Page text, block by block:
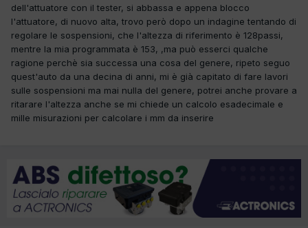
dell'attuatore con il tester, si abbassa e appena blocco
l'attuatore, di nuovo alta, trovo però dopo un indagine tentando di
regolare le sospensioni, che l'altezza di riferimento è 128passi,
mentre la mia programmata è 153, ,ma può esserci qualche
ragione perchè sia successa una cosa del genere, ripeto seguo
quest'auto da una decina di anni, mi è già capitato di fare lavori
sulle sospensioni ma mai nulla del genere, potrei anche provare a
ritarare l'altezza anche se mi chiede un calcolo esadecimale e
mille misurazioni per calcolare i mm da inserire